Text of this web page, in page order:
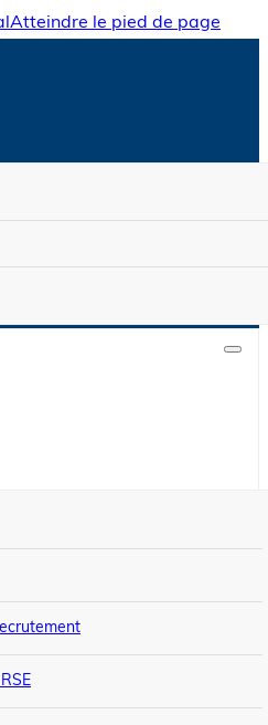
Atteindre le pied de page